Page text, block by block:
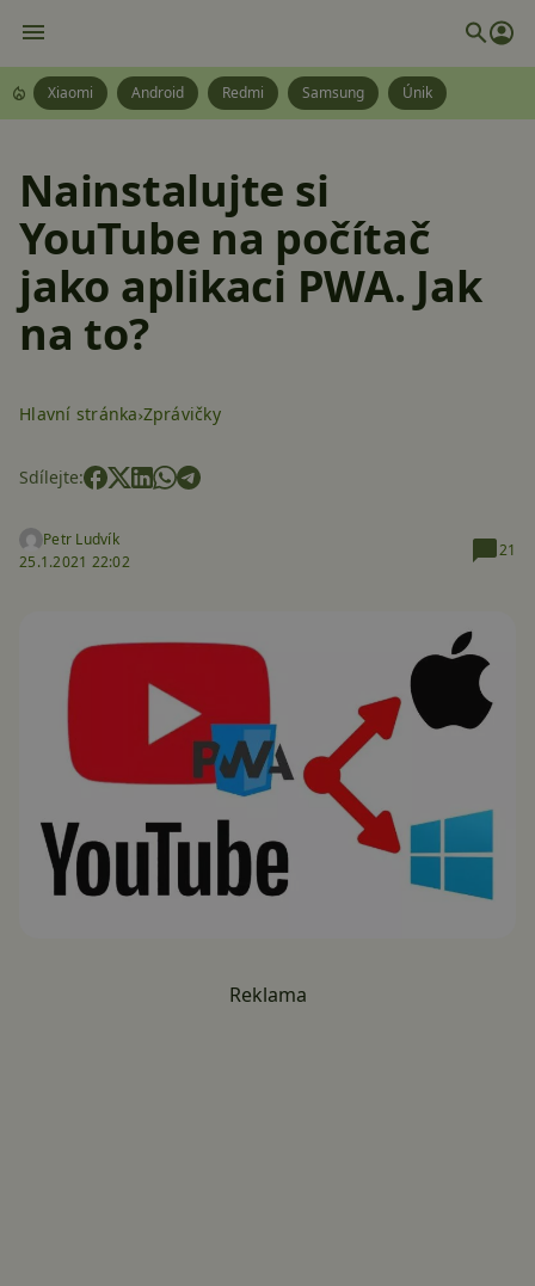
Xiaomi Android Redmi Samsung Únik
Nainstalujte si
YouTube na počítač
jako aplikaci PWA. Jak
na to?
Hlavní stránka Zprávičky
Sdílejte:
Petr Ludvík
25.1.2021 22:02
21
Reklama